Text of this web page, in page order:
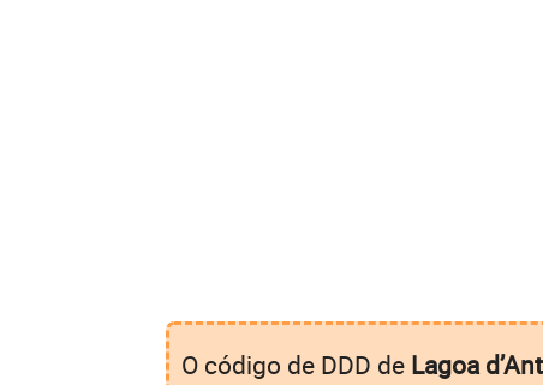
O código de DDD de Lagoa